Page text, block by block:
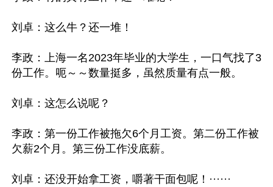
刘卓：这么牛？还一堆！
李政：上海一名2023年毕业的大学生，一口气找了3
份工作。呃～～数量挺多，虽然质量有点一般。
刘卓：这怎么说呢？
李政：第一份工作被拖欠6个月工资。第二份工作被
欠薪2个月。第三份工作没底薪。
刘卓：还没开始拿工资，嚼著干面包呢！······